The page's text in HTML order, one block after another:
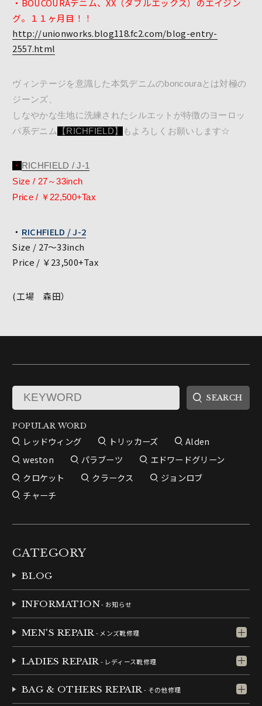
・BOUCOURAデニム、XX（ダブルエックス）のエイジン
グ。１１ヶ月目！！
http://unionworks.blog118.fc2.com/blog-entry-
2557.html
ヴィンテージを意識した本気デニムのboncouraとは対極の
ジーンズ、
しなやかな生地に洗練されたシルエットが特徴のヨーロッ
パ系デニム
【RICHFIELD】 もよろしくお願いします☆
・ RICHFIELD / J-1
Size / 27～33inch
Price / ￥22,500+Tax
・ RICHFIELD / J-2
Size / 27～33inch
Price / ￥23,500+Tax
(工場 森田）
POPULAR WORD
レッドウィング トリッカーズ
Alden
weston
パラブーツ
エドワードグリーン
クロケット
クラークス
ジョンロブ
チャーチ
CATEGORY
BLOG
INFORMATION- お知らせ
MEN'S REPAIR- メンズ靴修理
LADIES REPAIR - レディース靴修理
BAG & OTHERS REPAIR- その他修理